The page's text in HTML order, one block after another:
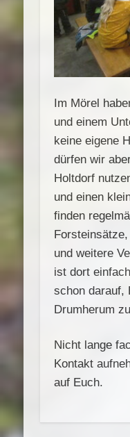
Im Mörel
und einem
keine eigene
dürfen wir
Holtdorf
und einen
finden
und weitere
ist dort
schon darauf,
Drumherum
Nicht lange
Kontakt
auf Euch.